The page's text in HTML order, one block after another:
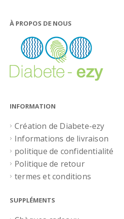
À PROPOS DE NOUS
INFORMATION
Création de Diabete-ezy
Informations de livraison
politique de confidentialité
Politique de retour
termes et conditions
SUPPLÉMENTS